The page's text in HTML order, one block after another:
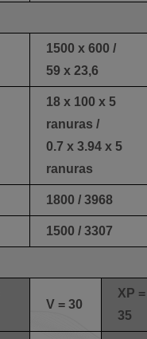
1500 x 600 /
59 x 23,6
18 x 100 x 5
ranuras /
0.7 x 3.94 x 5
ranuras
1800 / 3968
1500 / 3307
V = 30
XP =
35